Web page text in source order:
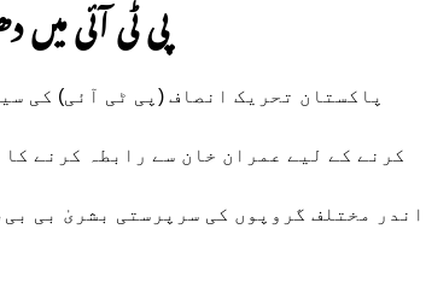
پی ٹی آئی میں
پاکستان تحریک انصاف (پی ٹی آئی) کی
کرنے کے لیے عمران خان سے رابطہ کرنے
اندر مختلف گروپوں کی سرپرستی بشریٰ بی